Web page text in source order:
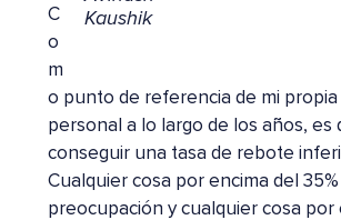
Kaushik
C
o
m
o punto de referencia de mi propia
personal a lo largo de los años, es
conseguir una tasa de rebote
Cualquier cosa por encima del
preocupación y cualquier cosa por